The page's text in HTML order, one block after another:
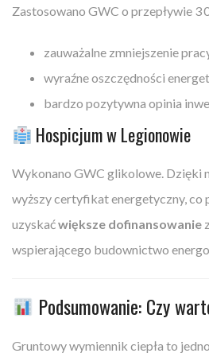
Zastosowano GWC o przepływie 3
zauważalne zmniejszenie
wyraźne oszczędności
bardzo pozytywna opinia
Hospicjum w Legionowie
Wykonano GWC glikolowe. Dzięki
wyższy certyfikat energetyczny, co
uzyskaćwiększe dofinansowanie
wspierającego budownictwo
Podsumowanie: Czy
Gruntowy wymiennik ciepła to